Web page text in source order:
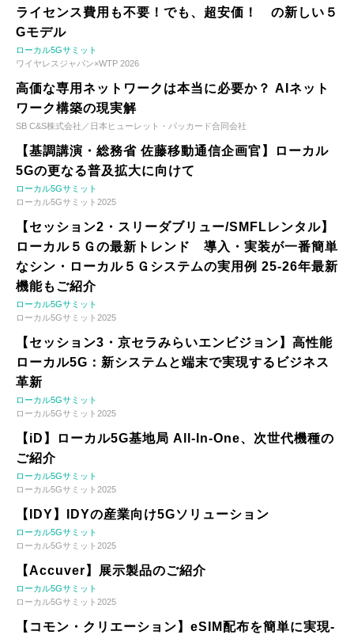
ライセンス費用も不要！でも、超安価！ の新しい５
Gモデル
ローカル5Gサミット
ワイヤレスジャパン×WTP 2026
高価な専用ネットワークは本当に必要か？ AIネット
ワーク構築の現実解
SB C&S株式会社／日本ヒューレット・パッカード合同会社
【基調講演・総務省 佐藤移動通信企画官】ローカル
5Gの更なる普及拡大に向けて
ローカル5Gサミット
ローカル5Gサミット2025
【セッション2・スリーダブリュー/SMFLレンタル】
ローカル５Ｇの最新トレンド 導入・実装が一番簡単
なシン・ローカル５Ｇシステムの実用例 25-26年最新
機能もご紹介
ローカル5Gサミット
ローカル5Gサミット2025
【セッション3・京セラみらいエンビジョン】高性能
ローカル5G：新システムと端末で実現するビジネス
革新
ローカル5Gサミット
ローカル5Gサミット2025
【iD】ローカル5G基地局 All-In-One、次世代機種の
ご紹介
ローカル5Gサミット
ローカル5Gサミット2025
【IDY】IDYの産業向け5Gソリューション
ローカル5Gサミット
ローカル5Gサミット2025
【Accuver】展示製品のご紹介
ローカル5Gサミット
ローカル5Gサミット2025
【コモン・クリエーション】eSIM配布を簡単に実現-